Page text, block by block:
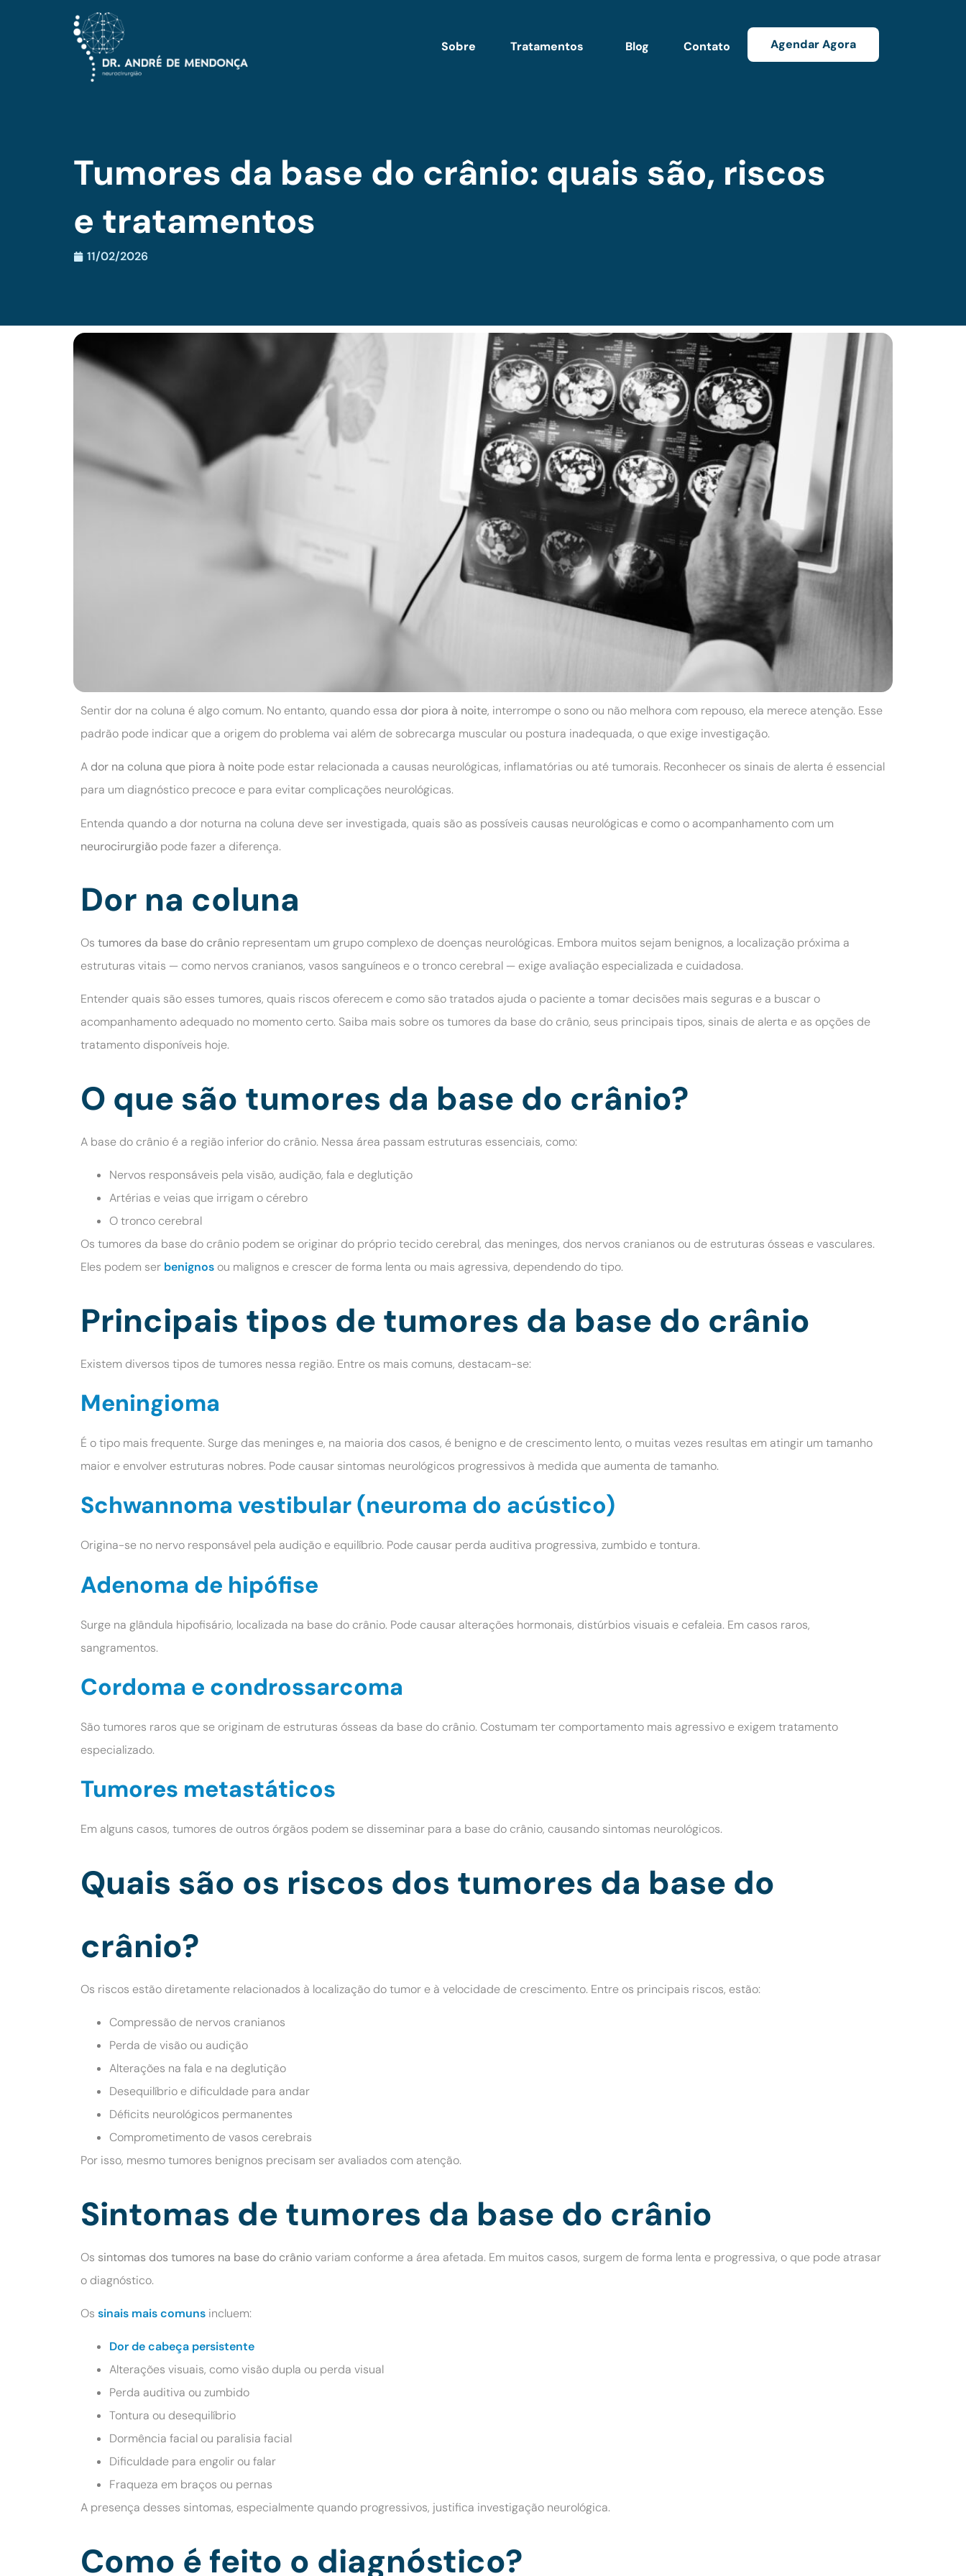
Sobre Tratamentos Blog Contato Agendar Agora
Tumores da base do crânio: quais são, riscos
e tratamentos
11/02/2026
Sentir dor na coluna é algo comum. No entanto, quando essa dor piora à noite, interrompe o sono ou não melhora com repouso, ela merece atenção. Esse
padrão pode indicar que a origem do problema vai além de sobrecarga muscular ou postura inadequada, o que exige investigação.
A dor na coluna que piora à noite pode estar relacionada a causas neurológicas, inflamatórias ou até tumorais. Reconhecer os sinais de alerta é essencial
para um diagnóstico precoce e para evitar complicações neurológicas.
Entenda quando a dor noturna na coluna deve ser investigada, quais são as possíveis causas neurológicas e como o acompanhamento com um
neurocirurgião pode fazer a diferença.
Dor na coluna
Os tumores da base do crânio representam um grupo complexo de doenças neurológicas. Embora muitos sejam benignos, a localização próxima a
estruturas vitais — como nervos cranianos, vasos sanguíneos e o tronco cerebral — exige avaliação especializada e cuidadosa.
Entender quais são esses tumores, quais riscos oferecem e como são tratados ajuda o paciente a tomar decisões mais seguras e a buscar o
acompanhamento adequado no momento certo. Saiba mais sobre os tumores da base do crânio, seus principais tipos, sinais de alerta e as opções de
tratamento disponíveis hoje.
O que são tumores da base do crânio?
A base do crânio é a região inferior do crânio. Nessa área passam estruturas essenciais, como:
Nervos responsáveis pela visão, audição, fala e deglutição
Artérias e veias que irrigam o cérebro
O tronco cerebral
Os tumores da base do crânio podem se originar do próprio tecido cerebral, das meninges, dos nervos cranianos ou de estruturas ósseas e vasculares.
Eles podem ser benignos ou malignos e crescer de forma lenta ou mais agressiva, dependendo do tipo.
Principais tipos de tumores da base do crânio
Existem diversos tipos de tumores nessa região. Entre os mais comuns, destacam-se:
Meningioma
É o tipo mais frequente. Surge das meninges e, na maioria dos casos, é benigno e de crescimento lento, o muitas vezes resultas em atingir um tamanho
maior e envolver estruturas nobres. Pode causar sintomas neurológicos progressivos à medida que aumenta de tamanho.
Schwannoma vestibular (neuroma do acústico)
Origina-se no nervo responsável pela audição e equilíbrio. Pode causar perda auditiva progressiva, zumbido e tontura.
Adenoma de hipófise
Surge na glândula hipofisário, localizada na base do crânio. Pode causar alterações hormonais, distúrbios visuais e cefaleia. Em casos raros,
sangramentos.
Cordoma e condrossarcoma
São tumores raros que se originam de estruturas ósseas da base do crânio. Costumam ter comportamento mais agressivo e exigem tratamento
especializado.
Tumores metastáticos
Em alguns casos, tumores de outros órgãos podem se disseminar para a base do crânio, causando sintomas neurológicos.
Quais são os riscos dos tumores da base do
crânio?
Os riscos estão diretamente relacionados à localização do tumor e à velocidade de crescimento. Entre os principais riscos, estão:
Compressão de nervos cranianos
Perda de visão ou audição
Alterações na fala e na deglutição
Desequilíbrio e dificuldade para andar
Déficits neurológicos permanentes
Comprometimento de vasos cerebrais
Por isso, mesmo tumores benignos precisam ser avaliados com atenção.
Sintomas de tumores da base do crânio
Os sintomas dos tumores na base do crâniovariam conforme a área afetada. Em muitos casos, surgem de forma lenta e progressiva, o que pode atrasar
o diagnóstico.
Os sinais mais comuns incluem:
Dor de cabeça persistente
Alterações visuais, como visão dupla ou perda visual
Perda auditiva ou zumbido
Tontura ou desequilíbrio
Dormência facial ou paralisia facial
Dificuldade para engolir ou falar
Fraqueza em braços ou pernas
A presença desses sintomas, especialmente quando progressivos, justifica investigação neurológica.
Como é feito o diagnóstico?